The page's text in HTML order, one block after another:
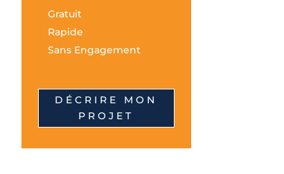
Gratuit
Rapide
Sans Engagement
DÉCRIRE MON
PROJET